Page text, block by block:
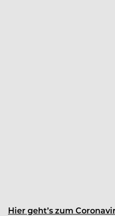
Hier geht’s zum